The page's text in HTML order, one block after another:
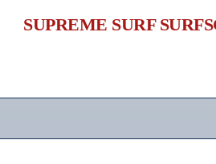
SUPREME SURF